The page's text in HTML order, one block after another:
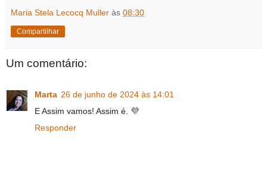
Maria Stela Lecocq Muller às 08:30
Compartilhar
Um comentário:
Marta 26 de junho de 2024 às 14:01
E Assim vamos! Assim é. 💜
Responder